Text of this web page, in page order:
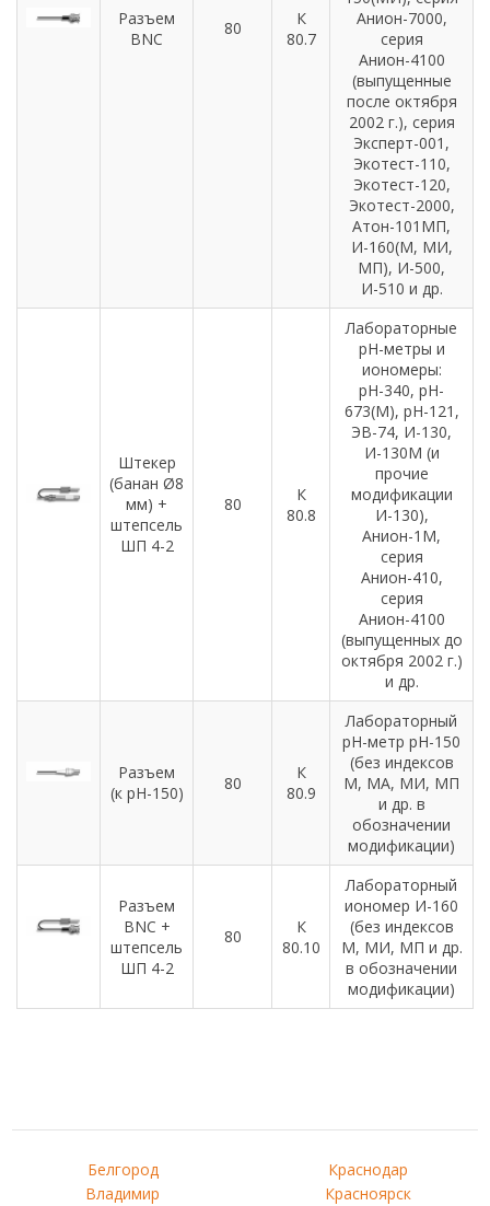
Разъем
BNC
80
К
80.7
Анион-7000,
серия
Анион-4100
(выпущенные
после октября
2002 г.), серия
Эксперт-001,
Экотест-110,
Экотест-120,
Экотест-2000,
Атон-101МП,
И-160(М, МИ,
МП), И-500,
И-510 и др.
Штекер
(банан Ø8
мм) +
штепсель
ШП 4-2
80
К
80.8
Лабораторные
рН-метры и
иономеры:
pH-340, pH-
673(М), pH-121,
ЭВ-74, И-130,
И-130М (и
прочие
модификации
И-130),
Анион-1М,
серия
Анион-410,
серия
Анион-4100
(выпущенных до
октября 2002 г.)
и др.
Разъем
(к рН-150)
80
К
80.9
Лабораторный
рН-метр рН-150
(без индексов
М, МА, МИ, МП
и др. в
обозначении
модификации)
Разъем
BNC +
штепсель
ШП 4-2
80
К
80.10
Лабораторный
иономер И-160
(без индексов
М, МИ, МП и др.
в обозначении
модификации)
Белгород
Владимир
Краснодар
Красноярск